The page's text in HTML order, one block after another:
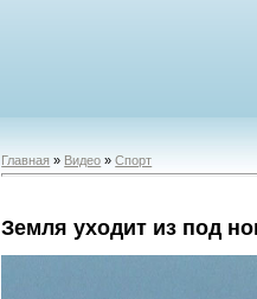
Главная » Видео »Спорт
Земля уходит из под